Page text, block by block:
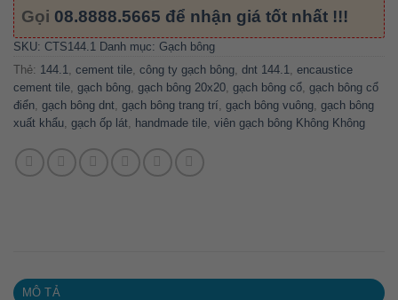
Gọi 08.8888.5665 để nhận giá tốt nhất !!!
SKU: CTS144.1 Danh mục: Gạch bông
Thẻ: 144.1 cement tile công ty gạch bông dnt 144.1
encaustice
cement tile gạch bông gạch bông 20x20 gạch bông cổ gạch bông cổ
điển gạch bông dnt gạch bông trang trí gạch bông vuông gạch bông
xuất khẩu gạch ốp lát handmade tile viên gạch bông Không Không
MÔ TẢ